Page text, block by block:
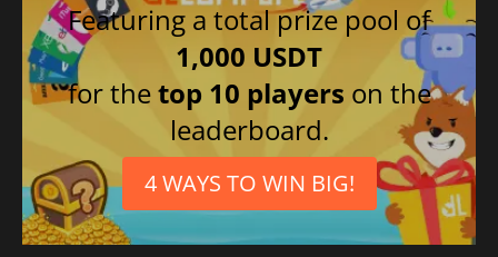
Featuring a total prize pool of
1,000 USDT
for thetop 10 players on the
leaderboard.
4 WAYS TO WIN BIG!